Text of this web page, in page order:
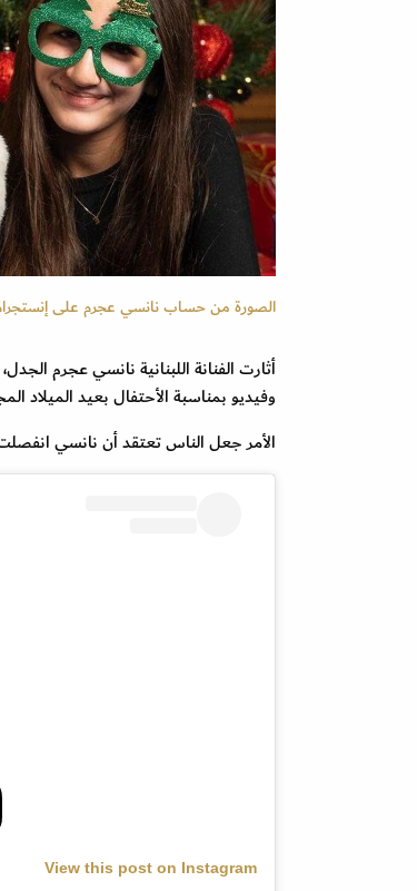
الصورة من حساب نانسي عجرم على
أثارت الفنانة اللبنانية نانسي عجرم
وفيديو بمناسبة الأحتفال بعيد الميلاد
الأمر جعل الناس تعتقد أن نانسي
View this post on Instagram